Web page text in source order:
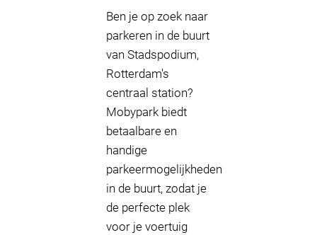
Ben je op zoek naar
parkeren in de buurt
van Stadspodium,
Rotterdam's
centraal station?
Mobypark biedt
betaalbare en
handige
parkeermogelijkheden
in de buurt, zodat je
de perfecte plek
voor je voertuig